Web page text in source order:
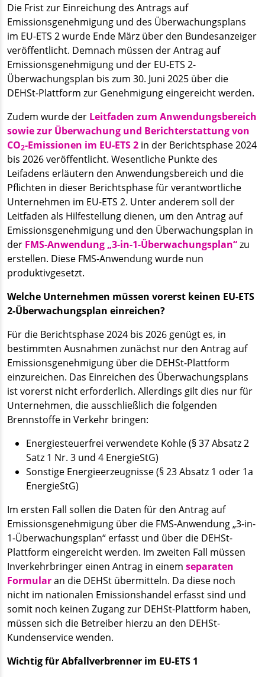
Die Frist zur Einreichung des Antrags auf
Emissionsgenehmigung und des Überwachungsplans
im EU-ETS 2 wurde Ende März über den Bundesanzeiger
veröffentlicht. Demnach müssen der Antrag auf
Emissionsgenehmigung und der EU-ETS 2-
Überwachungsplan bis zum 30. Juni 2025 über die
DEHSt-Plattform zur Genehmigung eingereicht werden.
Zudem wurde der Leitfaden zum Anwendungsbereich
sowie zur Überwachung und Berichterstattung von
CO2-Emissionen im EU-ETS 2 in der Berichtsphase 2024
bis 2026 veröffentlicht. Wesentliche Punkte des
Leifadens erläutern den Anwendungsbereich und die
Pflichten in dieser Berichtsphase für verantwortliche
Unternehmen im EU-ETS 2. Unter anderem soll der
Leitfaden als Hilfestellung dienen, um den Antrag auf
Emissionsgenehmigung und den Überwachungsplan in
der FMS-Anwendung „3-in-1-Überwachungsplan“zu
erstellen. Diese FMS-Anwendung wurde nun
produktivgesetzt.
Welche Unternehmen müssen vorerst keinen EU-ETS
2-Überwachungsplan einreichen?
Für die Berichtsphase 2024 bis 2026 genügt es, in
bestimmten Ausnahmen zunächst nur den Antrag auf
Emissionsgenehmigung über die DEHSt-Plattform
einzureichen. Das Einreichen des Überwachungsplans
ist vorerst nicht erforderlich. Allerdings gilt dies nur für
Unternehmen, die ausschließlich die folgenden
Brennstoffe in Verkehr bringen:
Energiesteuerfrei verwendete Kohle (§ 37 Absatz 2
Satz 1 Nr. 3 und 4 EnergieStG)
Sonstige Energieerzeugnisse (§ 23 Absatz 1 oder 1a
EnergieStG)
Im ersten Fall sollen die Daten für den Antrag auf
Emissionsgenehmigung über die FMS-Anwendung „3-in-
1-Überwachungsplan“ erfasst und über die DEHSt-
Plattform eingereicht werden. Im zweiten Fall müssen
Inverkehrbringer einen Antrag in einem separaten
Formularan die DEHSt übermitteln. Da diese noch
nicht im nationalen Emissionshandel erfasst sind und
somit noch keinen Zugang zur DEHSt-Plattform haben,
müssen sich die Betreiber hierzu an den DEHSt-
Kundenservice wenden.
Wichtig für Abfallverbrenner im EU-ETS 1